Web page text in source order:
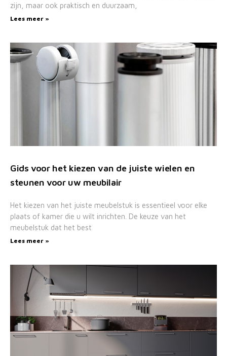
zijn, maar ook praktisch en duurzaam,
Lees meer »
Gids voor het kiezen van de juiste wielen en
steunen voor uw meubilair
Het kiezen van het juiste meubelstuk is essentieel voor elke
plaats of kamer die u wilt inrichten. De keuze van het
meubelstuk dat het best
Lees meer »